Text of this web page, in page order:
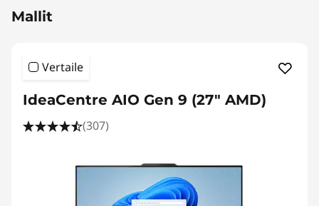
Mallit
Vertaile
IdeaCentre AIO Gen 9 (27" AMD)
(307)